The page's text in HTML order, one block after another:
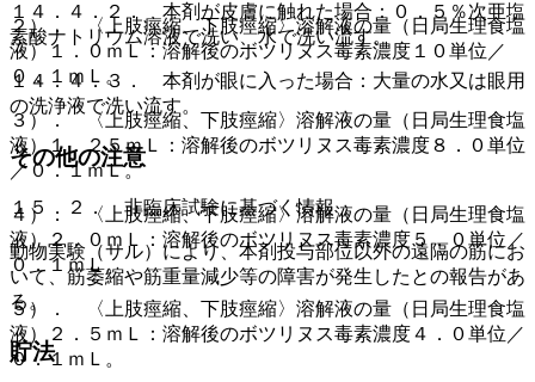
１４．４．２． 本剤が皮膚に触れた場合：０．５％次亜塩
素酸ナトリウム溶液で洗い、水で洗い流す。
１４．４．３． 本剤が眼に入った場合：大量の水又は眼用
の洗浄液で洗い流す。
その他の注意
１５．２． 非臨床試験に基づく情報
動物実験（サル）により、本剤投与部位以外の遠隔の筋にお
いて、筋萎縮や筋重量減少等の障害が発生したとの報告があ
る。
貯法
２）． 〈上肢痙縮、下肢痙縮〉溶解液の量（日局生理食塩
液）１．０ｍＬ：溶解後のボツリヌス毒素濃度１０単位／
０．１ｍＬ。
３）． 〈上肢痙縮、下肢痙縮〉溶解液の量（日局生理食塩
液）１．２５ｍＬ：溶解後のボツリヌス毒素濃度８．０単位
／０．１ｍＬ。
４）． 〈上肢痙縮、下肢痙縮〉溶解液の量（日局生理食塩
液）２．０ｍＬ：溶解後のボツリヌス毒素濃度５．０単位／
０．１ｍＬ。
５）． 〈上肢痙縮、下肢痙縮〉溶解液の量（日局生理食塩
液）２．５ｍＬ：溶解後のボツリヌス毒素濃度４．０単位／
０．１ｍＬ。